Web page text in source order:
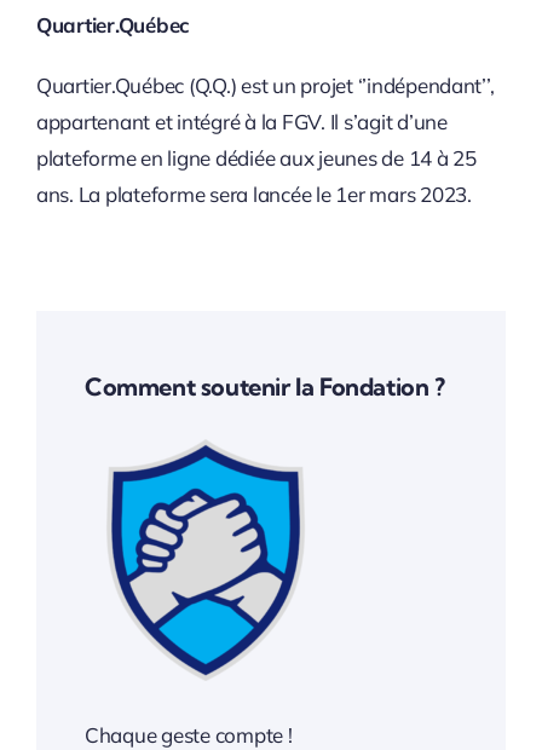
Quartier.Québec
Quartier.Québec (Q.Q.) est un projet ‘’indépendant’’,
appartenant et intégré à la FGV. Il s’agit d’une
plateforme en ligne dédiée aux jeunes de 14 à 25
ans. La plateforme sera lancée le 1er mars 2023.
Comment soutenir la Fondation ?
Chaque geste compte !